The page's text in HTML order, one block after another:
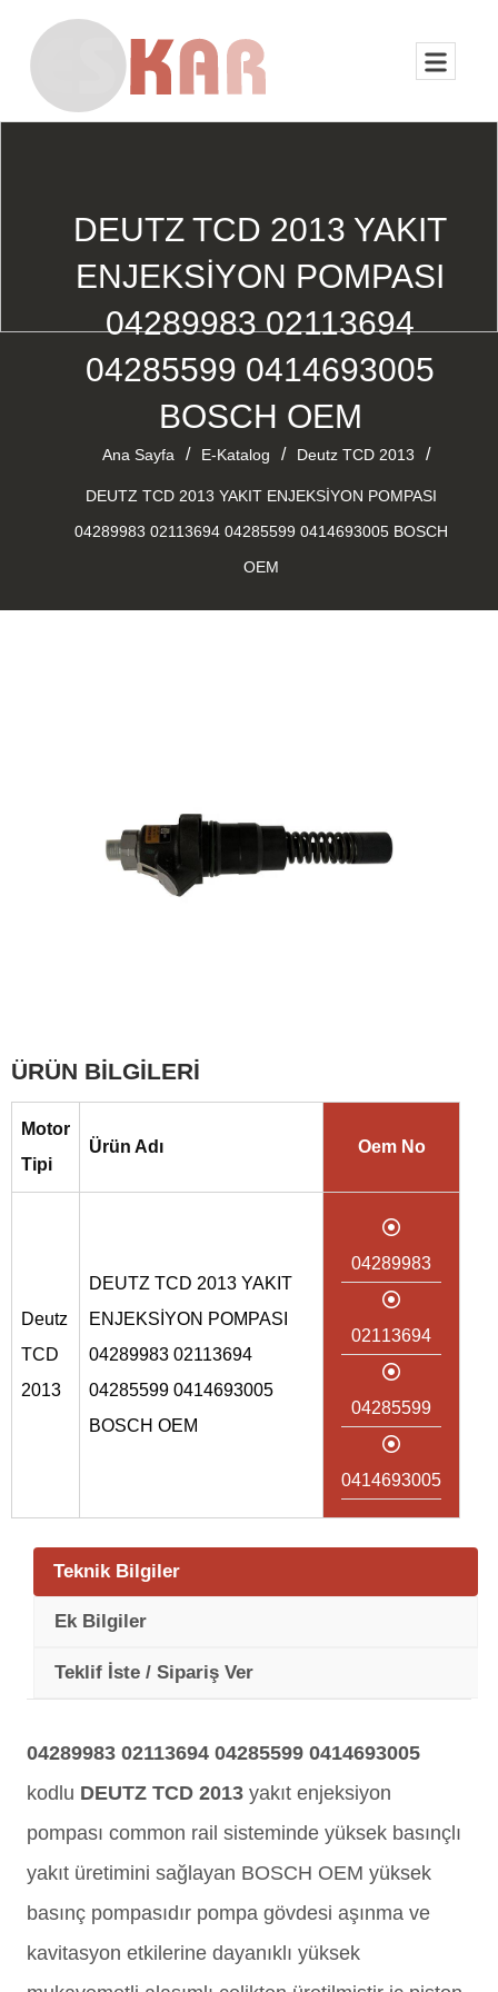
DEUTZ TCD 2013 YAKIT
ENJEKSİYON POMPASI
04289983 02113694
04285599 0414693005
BOSCH OEM
Ana Sayfa / E-Katalog / Deutz TCD 2013 /
DEUTZ TCD 2013 YAKIT ENJEKSİYON POMPASI
04289983 02113694 04285599 0414693005 BOSCH
OEM
ÜRÜN BİLGİLERİ
Motor
Tipi
Ürün Adı Oem No
Deutz
TCD
2013
DEUTZ TCD 2013 YAKIT
ENJEKSİYON POMPASI
04289983 02113694
04285599 0414693005
BOSCH OEM
04289983
02113694
04285599
0414693005
Teknik Bilgiler
Ek Bilgiler
Teklif İste / Sipariş Ver
04289983 02113694 04285599 0414693005
kodlu DEUTZ TCD 2013 yakıt enjeksiyon
pompası common rail sisteminde yüksek basınçlı
yakıt üretimini sağlayan BOSCH OEM yüksek
basınç pompasıdır pompa gövdesi aşınma ve
kavitasyon etkilerine dayanıklı yüksek